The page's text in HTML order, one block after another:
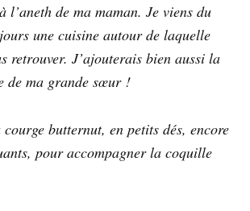
l’aneth de ma maman. Je viens du
une cuisine autour de laquelle
retrouver. J’ajouterais bien aussi la
de ma grande sœur !
courge butternut, en petits dés, encore
pour accompagner la coquille